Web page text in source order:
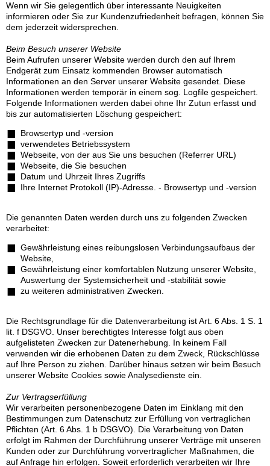
Wenn wir Sie gelegentlich über interessante Neuigkeiten
informieren oder Sie zur Kundenzufriedenheit befragen, können Sie
dem jederzeit widersprechen.
Beim Besuch unserer Website
Beim Aufrufen unserer Website werden durch den auf Ihrem
Endgerät zum Einsatz kommenden Browser automatisch
Informationen an den Server unserer Website gesendet. Diese
Informationen werden temporär in einem sog. Logfile gespeichert.
Folgende Informationen werden dabei ohne Ihr Zutun erfasst und
bis zur automatisierten Löschung gespeichert:
Browsertyp und -version
verwendetes Betriebssystem
Webseite, von der aus Sie uns besuchen (Referrer URL)
Webseite, die Sie besuchen
Datum und Uhrzeit Ihres Zugriffs
Ihre Internet Protokoll (IP)-Adresse. - Browsertyp und -version
Die genannten Daten werden durch uns zu folgenden Zwecken
verarbeitet:
Gewährleistung eines reibungslosen Verbindungsaufbaus der
Website,
Gewährleistung einer komfortablen Nutzung unserer Website,
Auswertung der Systemsicherheit und -stabilität sowie
zu weiteren administrativen Zwecken.
Die Rechtsgrundlage für die Datenverarbeitung ist Art. 6 Abs. 1 S. 1
lit. f DSGVO. Unser berechtigtes Interesse folgt aus oben
aufgelisteten Zwecken zur Datenerhebung. In keinem Fall
verwenden wir die erhobenen Daten zu dem Zweck, Rückschlüsse
auf Ihre Person zu ziehen. Darüber hinaus setzen wir beim Besuch
unserer Website Cookies sowie Analysedienste ein.
Zur Vertragserfüllung
Wir verarbeiten personenbezogene Daten im Einklang mit den
Bestimmungen zum Datenschutz zur Erfüllung von vertraglichen
Pflichten (Art. 6 Abs. 1 b DSGVO). Die Verarbeitung von Daten
erfolgt im Rahmen der Durchführung unserer Verträge mit unseren
Kunden oder zur Durchführung vorvertraglicher Maßnahmen, die
auf Anfrage hin erfolgen. Soweit erforderlich verarbeiten wir Ihre